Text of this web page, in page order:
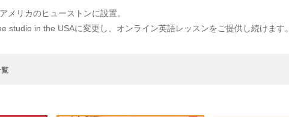
メリカのヒューストンに設置。
studio in the USAに変更し、オンライン英語レッスンをご提供し続けます。
覧